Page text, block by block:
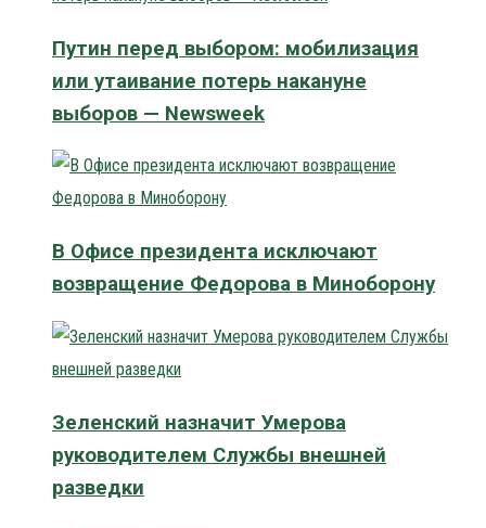
Путин перед выбором: мобилизация
или утаивание потерь накануне
выборов — Newsweek
В Офисе президента исключают
возвращение Федорова в Миноборону
Зеленский назначит Умерова
руководителем Службы внешней
разведки